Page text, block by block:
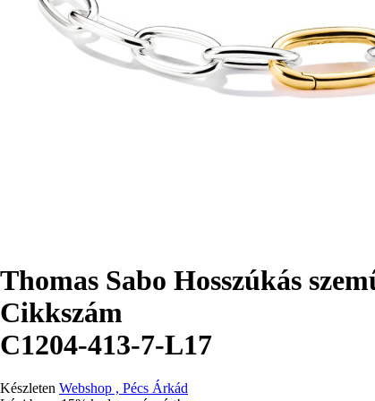
Thomas Sabo Hosszúkás
Cikkszám
C1204-413-7-L17
Készleten Webshop , Pécs Árkád